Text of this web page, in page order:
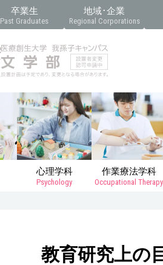
卒業生
Past Graduates
地域･企業
Regional Corporations
心理学科
Psychology
作業療法学科
Occupational Therapy
教育研究上の